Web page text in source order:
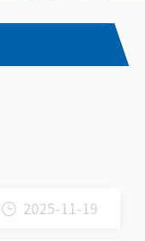
2025-11-19